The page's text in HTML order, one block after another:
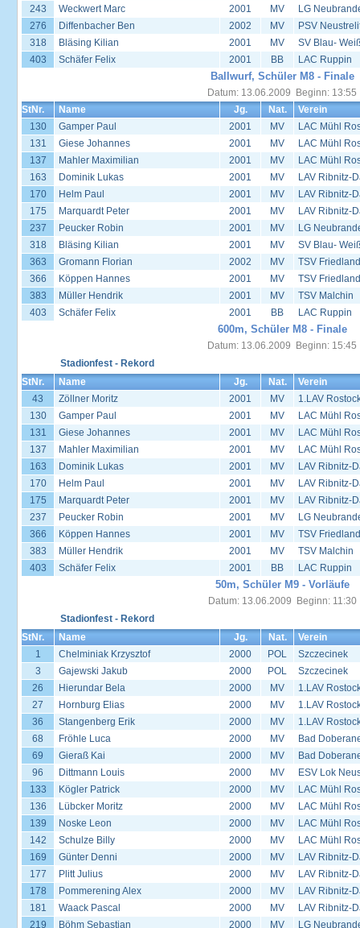
243
Weckwert Marc 2001 MV
LG
276
Diffenbacher Ben 2002 MV
PSV
318
Bläsing Kilian 2001 MV
SV Blau-
403
Schäfer Felix 2001 BB LAC Ruppin
Ballwurf, Schüler M8 - Finale
Datum: 13.06.2009 Beginn: 13:55
StNr.
Name Jg. Nat.
Verein
130
Gamper Paul 2001 MV
LAC Mühl
131
Giese Johannes 2001 MV
LAC Mühl
137
Mahler Maximilian 2001 MV
LAC Mühl
163
Dominik Lukas 2001 MV
LAV Ribnitz-
170
Helm Paul 2001 MV
LAV Ribnitz-
175
Marquardt Peter 2001 MV
LAV Ribnitz-
237
Peucker Robin 2001 MV
LG
318
Bläsing Kilian 2001 MV
SV Blau-
363
Gromann Florian 2002 MV
TSV
366
Köppen Hannes 2001 MV
TSV
383
Müller Hendrik 2001 MV
TSV Malchin
403
Schäfer Felix 2001 BB LAC Ruppin
600m, Schüler M8 - Finale
Datum: 13.06.2009 Beginn: 15:45
Stadionfest - Rekord
StNr.
Name Jg. Nat.
Verein
43
Zöllner Moritz 2001 MV
1.LAV
130
Gamper Paul 2001 MV
LAC Mühl
131
Giese Johannes 2001 MV
LAC Mühl
137
Mahler Maximilian 2001 MV
LAC Mühl
163
Dominik Lukas 2001 MV
LAV Ribnitz-
170
Helm Paul 2001 MV
LAV Ribnitz-
175
Marquardt Peter 2001 MV
LAV Ribnitz-
237
Peucker Robin 2001 MV
LG
366
Köppen Hannes 2001 MV
TSV
383
Müller Hendrik 2001 MV
TSV Malchin
403
Schäfer Felix 2001 BB LAC Ruppin
50m, Schüler M9 - Vorläufe
Datum: 13.06.2009 Beginn: 11:30
Stadionfest - Rekord
StNr.
Name Jg. Nat.
Verein
1
Chelminiak Krzysztof 2000 POL
Szczecinek
3
Gajewski Jakub 2000 POL
Szczecinek
26
Hierundar Bela 2000 MV
1.LAV
27
Hornburg Elias 2000 MV
1.LAV
36
Stangenberg Erik 2000 MV
1.LAV
68
Fröhle Luca 2000 MV
Bad
69
Gieraß Kai 2000 MV
Bad
96
Dittmann Louis 2000 MV
ESV Lok
133
Kögler Patrick 2000 MV
LAC Mühl
136
Lübcker Moritz 2000 MV
LAC Mühl
139
Noske Leon 2000 MV
LAC Mühl
142
Schulze Billy 2000 MV
LAC Mühl
169
Günter Denni 2000 MV
LAV Ribnitz-
177
Plitt Julius 2000 MV
LAV Ribnitz-
178
Pommerening Alex 2000 MV
LAV Ribnitz-
181
Waack Pascal 2000 MV
LAV Ribnitz-
219
Böhm Sebastian 2000 MV LG